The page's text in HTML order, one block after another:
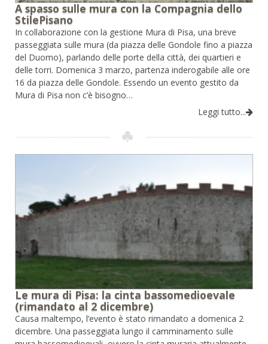
A spasso sulle mura con la Compagnia dello
StilePisano
In collaborazione con la gestione Mura di Pisa, una breve
passeggiata sulle mura (da piazza delle Gondole fino a piazza
del Duomo), parlando delle porte della città, dei quartieri e
delle torri. Domenica 3 marzo, partenza inderogabile alle ore
16 da piazza delle Gondole. Essendo un evento gestito da
Mura di Pisa non c’è bisogno…
Leggi tutto...
Le mura di Pisa: la cinta bassomedioevale
(rimandato al 2 dicembre)
Causa maltempo, l’evento è stato rimandato a domenica 2
dicembre. Una passeggiata lungo il camminamento sulle